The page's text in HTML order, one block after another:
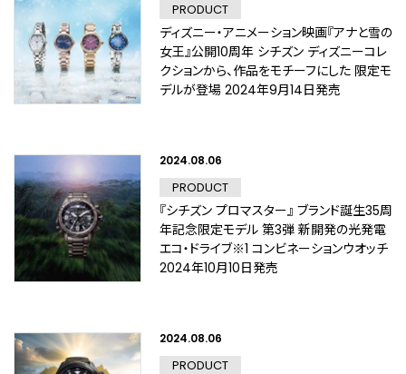
PRODUCT
ディズニー・アニメーション映画『アナと雪の
女王』公開10周年 シチズン ディズニーコレ
クションから、作品をモチーフにした 限定モ
デルが登場 2024年9月14日発売
2024.08.06
PRODUCT
『シチズン プロマスター』 ブランド誕生35周
年記念限定モデル 第3弾 新開発の光発電
エコ・ドライブ※1 コンビネーションウオッチ
2024年10月10日発売
2024.08.06
PRODUCT